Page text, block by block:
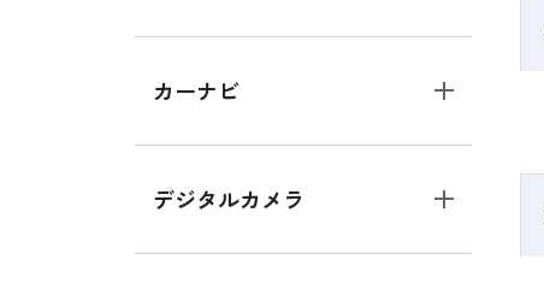
カーナビ
デジタルカメラ